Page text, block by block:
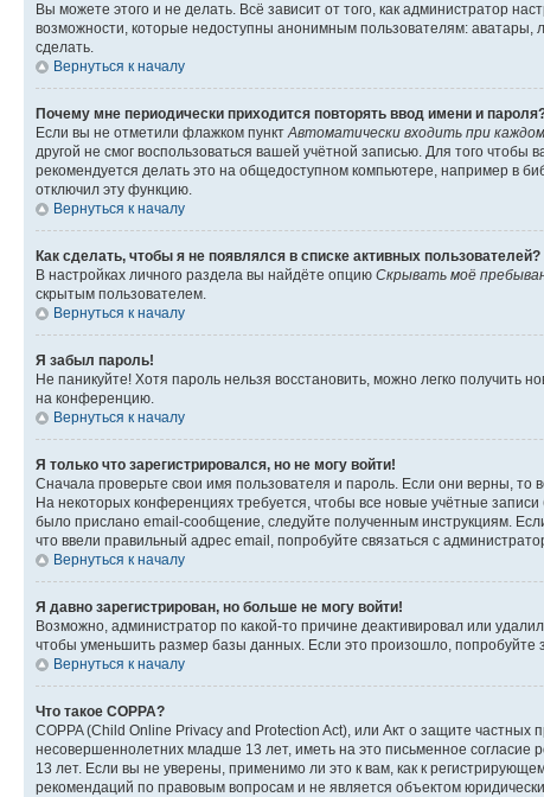
Вы можете этого и не делать. Всё зависит от того, как администратор
возможности, которые недоступны анонимным пользователям: аватары,
сделать.
Вернуться к началу
Почему мне периодически приходится повторять ввод имени и
Если вы не отметили флажком пунктАвтоматически входить при
другой не смог воспользоваться вашей учётной записью. Для того
рекомендуется делать это на общедоступном компьютере, например в
отключил эту функцию.
Вернуться к началу
Как сделать, чтобы я не появлялся в списке активных пользователей?
В настройках личного раздела вы найдёте опцию Скрывать моё
скрытым пользователем.
Вернуться к началу
Я забыл пароль!
Не паникуйте! Хотя пароль нельзя восстановить, можно легко
на конференцию.
Вернуться к началу
Я только что зарегистрировался, но не могу войти!
Сначала проверьте свои имя пользователя и пароль. Если они верны,
На некоторых конференциях требуется, чтобы все новые учётные
было прислано email-сообщение, следуйте полученным инструкциям.
что ввели правильный адрес email, попробуйте связаться с
Вернуться к началу
Я давно зарегистрирован, но больше не могу войти!
Возможно, администратор по какой-то причине деактивировал или
чтобы уменьшить размер базы данных. Если это произошло, попробуйте
Вернуться к началу
Что такое COPPA?
COPPA (Child Online Privacy and Protection Act), или Акт о защите
несовершеннолетних младше 13 лет, иметь на это письменное
13 лет. Если вы не уверены, применимо ли это к вам, как к
рекомендаций по правовым вопросам и не является объектом